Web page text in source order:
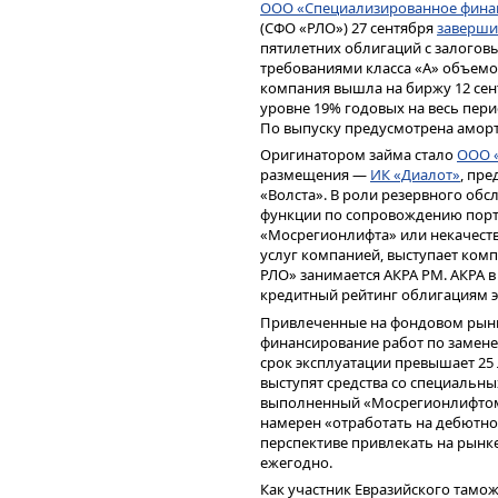
«Меня сейчас больше
следствие, серьезные
возникнуть у ПВО при
заключил представитель
Стук снизу
За оставшиеся до конца года
расширение списка дефолтных
эмитенты живут уже достаточно
ставок — обязательства,
замещаются в их портфелях
процентные расходы. Ситуация
плавающей ставкой, который
ожидании снижения ключевой.
возможности некоторых
старший директор группы
Гущин.
Алексей Ребров в зоне риска
«Боюсь, как бы в условиях
неплатежей в дефолт не ушли
долговом рынке их очень
из ИК «Цифра брокер» считает,
ООО «Специализированное
(СФО «РЛО») 27 сентября
пятилетних облигаций с
требованиями класса «А»
компания вышла на биржу 12
уровне 19% годовых на весь
По выпуску предусмотрена
Оригинатором займа сталоООО
размещения — ИК «Диалот»,
«Волста». В роли резервного
функции по сопровождению
«Мосрегионлифта» или
услуг компанией, выступает
РЛО» занимается АКРА РМ. АКРА
кредитный рейтинг облигациям
Привлеченные на фондовом
финансирование работ по
срок эксплуатации превышает
выступят средства со
выполненный
намерен «отработать на
перспективе привлекать на
ежегодно.
Как участник Евразийского